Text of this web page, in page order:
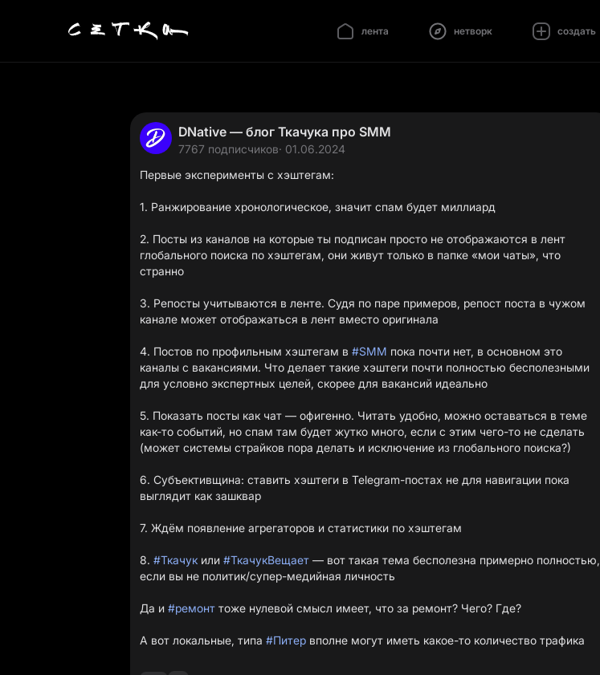
лента нетворк создать
DNative — блог Ткачука про SMM
7767 подписчиков· 01.06.2024
Первые эксперименты с хэштегам:
1. Ранжирование хронологическое, значит спам будет миллиард
2. Посты из каналов на которые ты подписан просто не отображаются в лент
глобального поиска по хэштегам, они живут только в папке «мои чаты», что
странно
3. Репосты учитываются в ленте. Судя по паре примеров, репост поста в чужом
канале может отображаться в лент вместо оригинала
4. Постов по профильным хэштегам в #SMM пока почти нет, в основном это
каналы с вакансиями. Что делает такие хэштеги почти полностью бесполезными
для условно экспертных целей, скорее для вакансий идеально
5. Показать посты как чат — офигенно. Читать удобно, можно оставаться в теме
как-то событий, но спам там будет жутко много, если с этим чего-то не сделать
(может системы страйков пора делать и исключение из глобального поиска?)
6. Субъективщина: ставить хэштеги в Telegram-постах не для навигации пока
выглядит как зашквар
7. Ждём появление агрегаторов и статистики по хэштегам
8. #Ткачук или #ТкачукВещает — вот такая тема бесполезна примерно полностью,
если вы не политик/супер-медийная личность
Да и #ремонт тоже нулевой смысл имеет, что за ремонт? Чего? Где?
А вот локальные, типа #Питер вполне могут иметь какое-то количество трафика